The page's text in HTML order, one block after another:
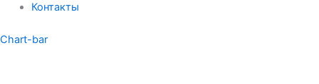
Контакты
Chart-bar